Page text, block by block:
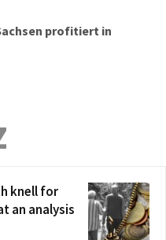
profitiert in
knell for
an analysis